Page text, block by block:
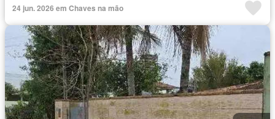
24 jun. 2026 em Chaves na mão